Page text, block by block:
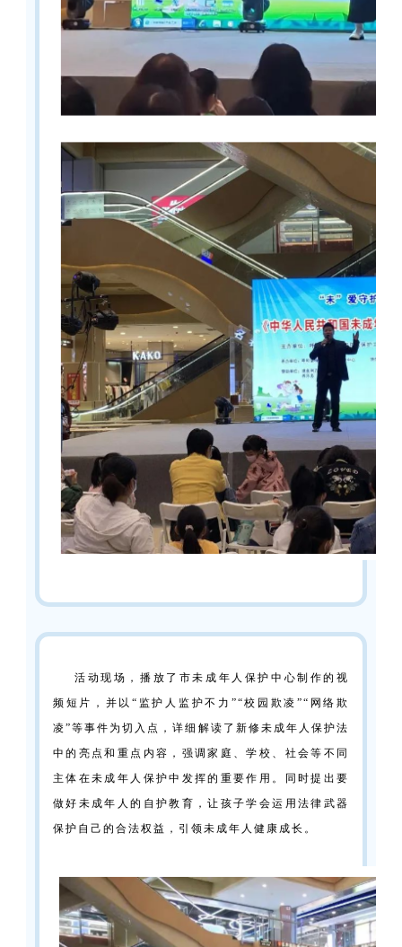
活动现场，播放了市未成年人保护中心制作的视
频短片，并以“监护人监护不力”“校园欺凌”“网络欺
凌”等事件为切入点，详细解读了新修未成年人保护法
中的亮点和重点内容，强调家庭、学校、社会等不同
主体在未成年人保护中发挥的重要作用。同时提出要
做好未成年人的自护教育，让孩子学会运用法律武器
保护自己的合法权益，引领未成年人健康成长。